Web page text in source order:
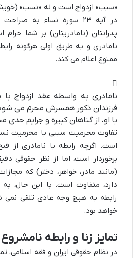
«سبب» ازدواج است و نه «نسب»
در آیه ۲۳ سوره نساء به
پدرانتان (نامادریتان) بر شما حرام
نامادری و به طریق اولی هرگونه
ممنوع اعلام می کند.
نامادری به واسطه عقد ازدواج
فرزندان ذکور همسرش محرم می
با او، از گناهان کبیره و جرایم
تفاوت محرمیت سببی با محرمیت
است. اگرچه رابطه با نامادری از
برخوردار است، اما از نظر حقوقی
(مانند مادر، خواهر، دختر) که
دارد، متفاوت است. با این حال،
رابطه به هیچ وجه عادی تلقی
خواهد بود.
تمایز زنا و رابطه
در نظام حقوقی ایران و فقه اسلامی،